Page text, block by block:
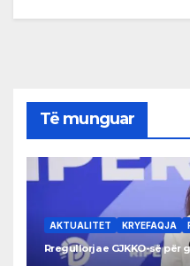
Të munguar
AKTUALITET KRYEFAQJA
Rregullorja e GJKKO-së për